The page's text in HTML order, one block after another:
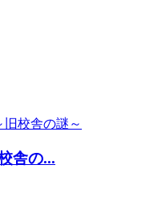
舎の...